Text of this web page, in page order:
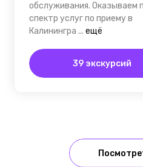
обслуживания. Оказываем
спектр услуг по приему в
Калинингра ... ещё
39 экскурсий